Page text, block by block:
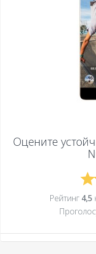
Оцените
Рейтинг 4,5